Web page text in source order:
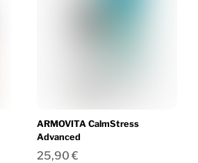
ARMOVITA CalmStress
Advanced
25,90 €